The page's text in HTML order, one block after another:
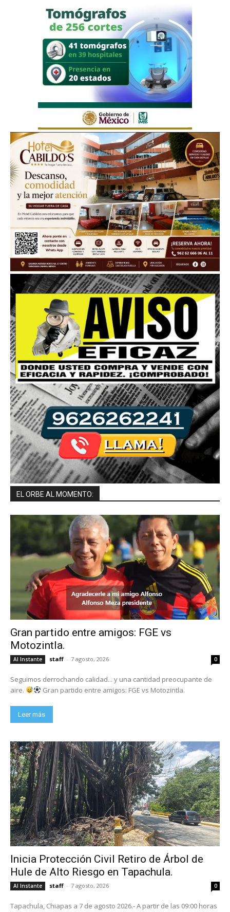
EL ORBE AL MOMENTO:
Gran partido entre amigos: FGE vs
Motozintla.
Al Instante staff - 7 agosto, 2026 0
Seguimos derrochando calidad... y una cantidad preocupante de
aire.
Gran partido entre amigos: FGE vs Motozintla.
Leer más
Inicia Protección Civil Retiro de Árbol de
Hule de Alto Riesgo en Tapachula.
Al Instante staff - 7 agosto, 2026 0
Tapachula, Chiapas a 7 de agosto 2026.- A partir de las 09:00 horas